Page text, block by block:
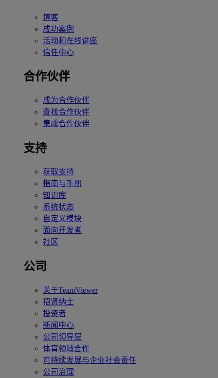
博客
成功案例
活动和在线讲座
信任中心
合作伙伴
成为合作伙伴
查找合作伙伴
集成合作伙伴
支持
获取支持
指南与手册
知识库
系统状态
自定义模块
面向开发者
社区
公司
关于TeamViewer
招贤纳士
投资者
新闻中心
公司领导层
体育领域合作
可持续发展与企业社会责任
公司治理